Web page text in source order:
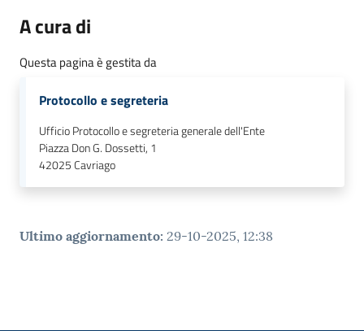
t
p
Tutti
argomenti...
A cura di
Questa pagina è gestita da
Protocollo e segreteria
Ufficio Protocollo e segreteria generale dell'Ente
Piazza Don G. Dossetti, 1
42025Cavriago
Ultimo aggiornamento: 29-10-2025, 12:38